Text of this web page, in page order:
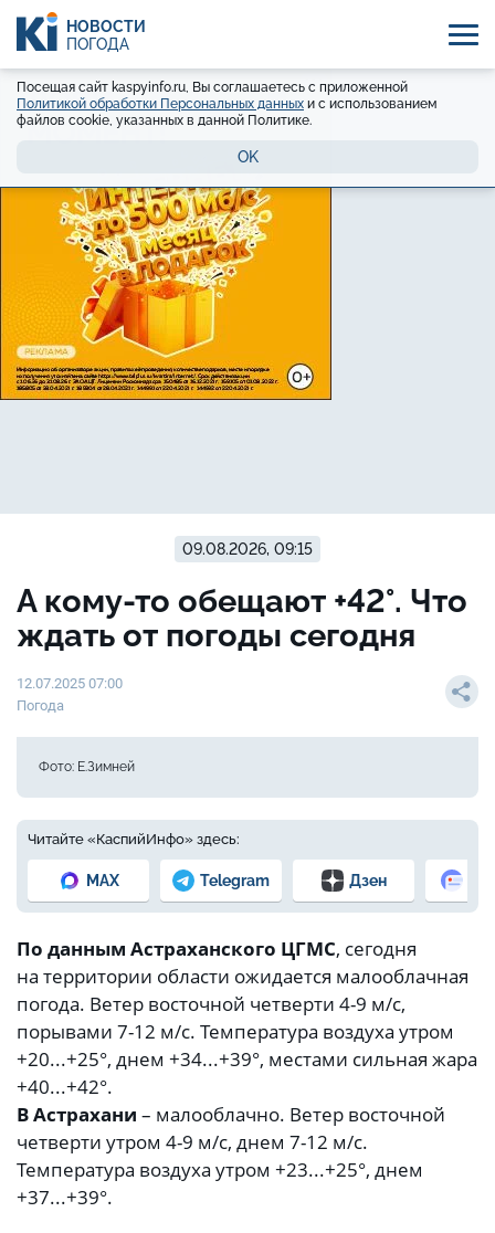
НОВОСТИ
ПОГОДА
Посещая сайт kaspyinfo.ru, Вы соглашаетесь с приложенной
Политикой обработки Персональных данных и с использованием
файлов cookie, указанных в данной Политике.
OK
09.08.2026, 09:15
А кому-то обещают +42°. Что
ждать от погоды сегодня
12.07.2025 07:00
Погода
Фото: Е.Зимней
Читайте «КаспийИнфо» здесь:
MAX Telegram Дзен
По данным Астраханского ЦГМС, сегодня
на территории области ожидается малооблачная
погода. Ветер восточной четверти 4-9 м/с,
порывами 7-12 м/с. Температура воздуха утром
+20...+25°, днем +34...+39°, местами сильная жара
+40...+42°.
В Астрахани – малооблачно. Ветер восточной
четверти утром 4-9 м/с, днем 7-12 м/с.
Температура воздуха утром +23...+25°, днем
+37...+39°.